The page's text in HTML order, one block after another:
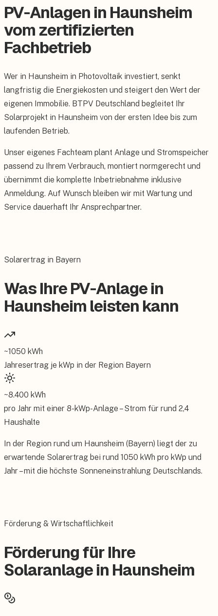
PV-Anlagen in Haunsheim
vom zertifizierten
Fachbetrieb
Wer in Haunsheim in Photovoltaik investiert, senkt
langfristig die Energiekosten und steigert den Wert der
eigenen Immobilie. BTPV Deutschland begleitet Ihr
Solarprojekt in Haunsheim von der ersten Idee bis zum
laufenden Betrieb.
Unser eigenes Fachteam plant Anlage und Stromspeicher
passend zu Ihrem Verbrauch, montiert normgerecht und
übernimmt die komplette Inbetriebnahme inklusive
Anmeldung. Auf Wunsch bleiben wir mit Wartung und
Service dauerhaft Ihr Ansprechpartner.
Solarertrag in Bayern
Was Ihre PV-Anlage in
Haunsheim leisten kann
~1050 kWh
Jahresertrag je kWp in der Region Bayern
~8.400 kWh
pro Jahr mit einer 8-kWp-Anlage – Strom für rund 2,4
Haushalte
In der Region rund um Haunsheim (Bayern) liegt der zu
erwartende Solarertrag bei rund 1050 kWh pro kWp und
Jahr – mit die höchste Sonneneinstrahlung Deutschlands.
Förderung & Wirtschaftlichkeit
Förderung für Ihre
Solaranlage in Haunsheim